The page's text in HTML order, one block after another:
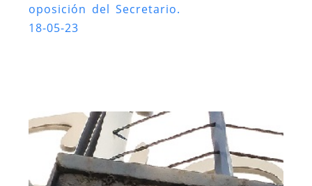
oposición del Secretario.
18-05-23